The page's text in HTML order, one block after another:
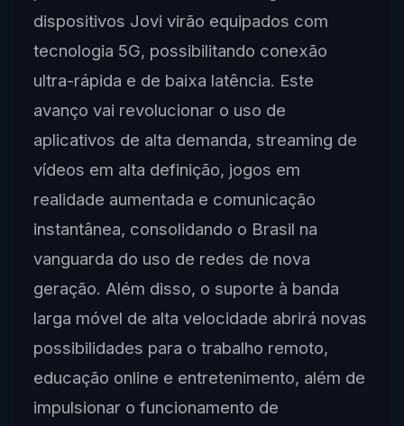
dispositivos Jovi virão equipados com
tecnologia 5G, possibilitando conexão
ultra-rápida e de baixa latência. Este
avanço vai revolucionar o uso de
aplicativos de alta demanda, streaming de
vídeos em alta definição, jogos em
realidade aumentada e comunicação
instantânea, consolidando o Brasil na
vanguarda do uso de redes de nova
geração. Além disso, o suporte à banda
larga móvel de alta velocidade abrirá novas
possibilidades para o trabalho remoto,
educação online e entretenimento, além de
impulsionar o funcionamento de